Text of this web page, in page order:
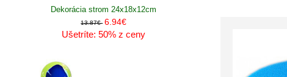
Dekorácia strom 24x18x12cm
13.87€ 6.94€
Ušetríte: 50% z ceny